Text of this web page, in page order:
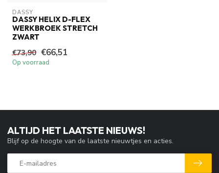
DASSY
DASSY HELIX D-FLEX
WERKBROEK STRETCH
ZWART
€73,90 €66,51
Op voorraad
ALTIJD HET LAATSTE NIEUWS!
Blijf op de hoogte van de laatste nieuwtjes en acties.